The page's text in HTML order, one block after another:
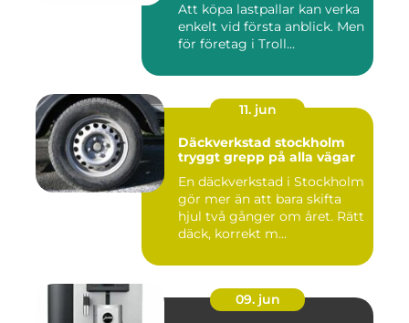
Att köpa lastpallar kan verka
enkelt vid första anblick. Men
för företag i Troll...
11. jun
Däckverkstad stockholm
tryggt grepp på alla vägar
En däckverkstad i Stockholm
gör mer än att bara skifta
hjul två gånger om året. Rätt
däck, korrekt m...
09. jun